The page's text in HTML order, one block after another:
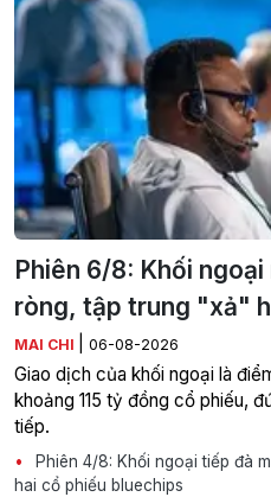
Phiên 6/8: Khối
ròng, tập trung "xả"
MAI CHI 06-08-2026
Giao dịch của khối ngoại là
khoảng 115 tỷ đồng cổ phiếu,
tiếp.
Phiên 4/8: Khối ngoại tiếp đà
hai cổ phiếu bluechips